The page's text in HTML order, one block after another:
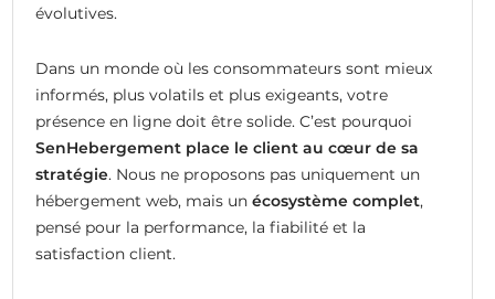
évolutives.
Dans un monde où les consommateurs sont mieux
informés, plus volatils et plus exigeants, votre
présence en ligne doit être solide. C’est pourquoi
SenHebergement place le client au cœur de sa
stratégie. Nous ne proposons pas uniquement un
hébergement web, mais un écosystème complet,
pensé pour la performance, la fiabilité et la
satisfaction client.